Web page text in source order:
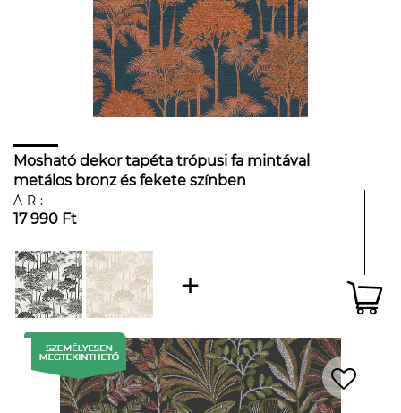
Mosható dekor tapéta trópusi fa mintával
metálos bronz és fekete színben
ÁR:
17 990 Ft